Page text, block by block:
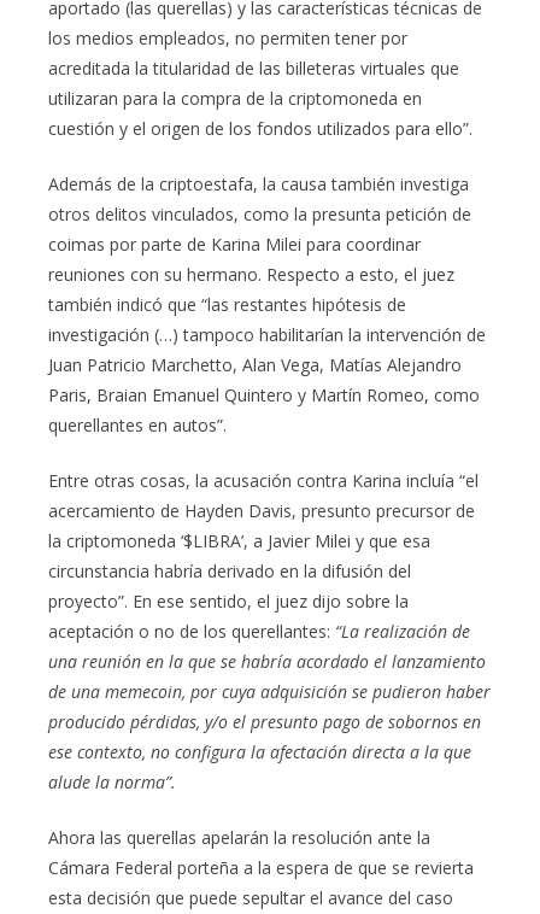
aportado (las querellas) y las características técnicas de
los medios empleados, no permiten tener por
acreditada la titularidad de las billeteras virtuales que
utilizaran para la compra de la criptomoneda en
cuestión y el origen de los fondos utilizados para ello”.
Además de la criptoestafa, la causa también investiga
otros delitos vinculados, como la presunta petición de
coimas por parte de Karina Milei para coordinar
reuniones con su hermano. Respecto a esto, el juez
también indicó que “las restantes hipótesis de
investigación (…) tampoco habilitarían la intervención de
Juan Patricio Marchetto, Alan Vega, Matías Alejandro
Paris, Braian Emanuel Quintero y Martín Romeo, como
querellantes en autos”.
Entre otras cosas, la acusación contra Karina incluía “el
acercamiento de Hayden Davis, presunto precursor de
la criptomoneda ‘$LIBRA’, a Javier Milei y que esa
circunstancia habría derivado en la difusión del
proyecto”. En ese sentido, el juez dijo sobre la
aceptación o no de los querellantes: “La realización de
una reunión en la que se habría acordado el lanzamiento
de una memecoin, por cuya adquisición se pudieron haber
producido pérdidas, y/o el presunto pago de sobornos en
ese contexto, no configura la afectación directa a la que
alude la norma”.
Ahora las querellas apelarán la resolución ante la
Cámara Federal porteña a la espera de que se revierta
esta decisión que puede sepultar el avance del caso